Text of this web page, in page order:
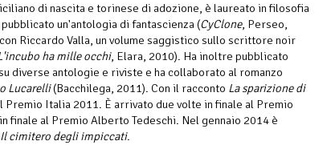
di nascita e torinese di adozione, è laureato in filosofia
un'antologia di fantascienza (CyClone, Perseo,
Riccardo Valla, un volume saggistico sullo scrittore noir
ha mille occhi, Elara, 2010). Ha inoltre pubblicato
diverse antologie e riviste e ha collaborato al romanzo
Lucarelli(Bacchilega, 2011). Con il racconto La sparizione di
Premio Italia 2011. È arrivato due volte in finale al Premio
finale al Premio Alberto Tedeschi. Nel gennaio 2014 è
Il cimitero degli impiccati.